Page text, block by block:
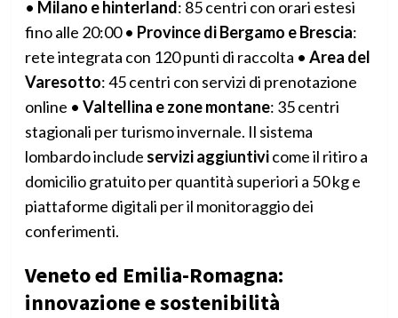
• Milano e hinterland: 85 centri con orari estesi
fino alle 20:00 • Province di Bergamo e Brescia:
rete integrata con 120 punti di raccolta • Area del
Varesotto: 45 centri con servizi di prenotazione
online • Valtellina e zone montane: 35 centri
stagionali per turismo invernale. Il sistema
lombardo include servizi aggiuntivicome il ritiro a
domicilio gratuito per quantità superiori a 50 kg e
piattaforme digitali per il monitoraggio dei
conferimenti.
Veneto ed Emilia-Romagna:
innovazione e sostenibilità